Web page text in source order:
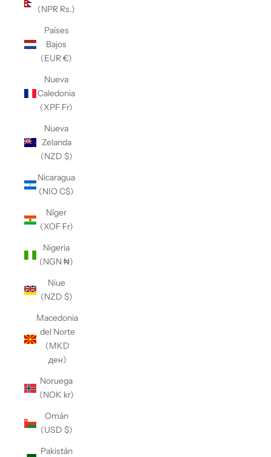
(NPR Rs.)
Países
Bajos
(EUR €)
Nueva
Caledonia
(XPF Fr)
Nueva
Zelanda
(NZD $)
Nicaragua
(NIO C$)
Níger
(XOF Fr)
Nigeria
(NGN ₦)
Niue
(NZD $)
Macedonia
del Norte
(MKD
ден)
Noruega
(NOK kr)
Omán
(USD $)
Pakistán